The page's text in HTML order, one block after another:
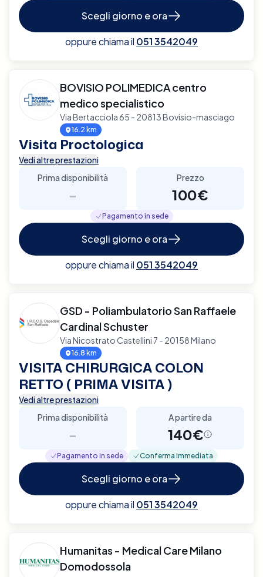
Scegli giorno e ora
oppure chiama il 051 3542049
BOVISIO POLIMEDICA centro
medico specialistico
Via Bertacciola 65 - 20813 Bovisio-masciago
16.2 km
Visita Proctologica
Vedi altre prestazioni
Prima disponibilità
-
Prezzo
100€
Pagamento in sede
Scegli giorno e ora
oppure chiama il 051 3542049
GSD - Poliambulatorio San Raffaele
Cardinal Schuster
Via Nicostrato Castellini 7 - 20158 Milano
16.8 km
VISITA CHIRURGICA COLON
RETTO ( PRIMA VISITA )
Vedi altre prestazioni
Prima disponibilità
-
A partire da
140€
Pagamento in sede Conferma immediata
Scegli giorno e ora
oppure chiama il 051 3542049
Humanitas - Medical Care Milano
Domodossola